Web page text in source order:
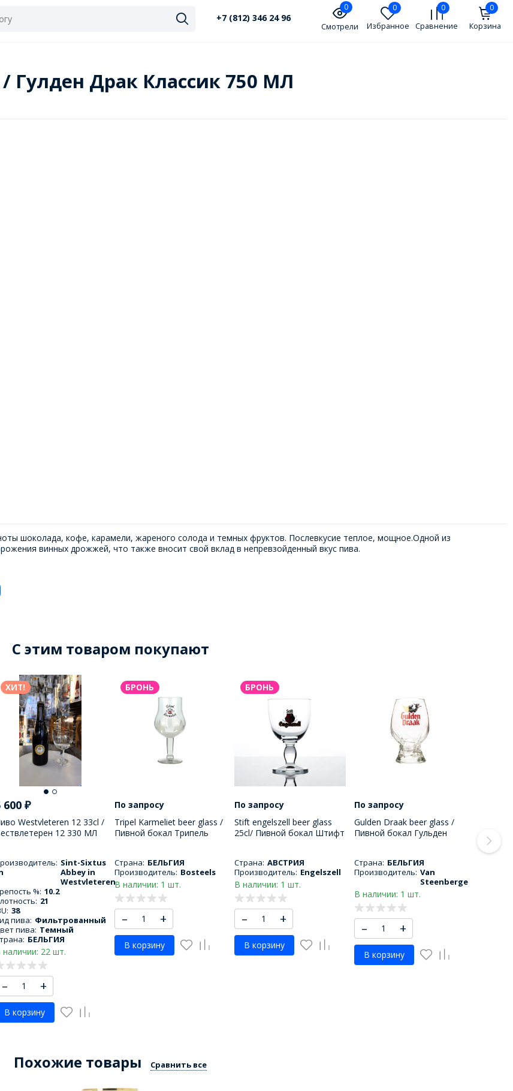
+7 (812) 346 24 96
0
Смотрели
0
Избранное
0
Сравнение
0
Корзина
Гулден Драк Классик 750 МЛ
шоколада, кофе, карамели, жареного солода и темных фруктов. Послевкусие теплое, мощное.Одной из
винных дрожжей, что также вносит свой вклад в непревзойденный вкус пива.
C этим товаром покупают
ХИТ!
600 ₽
Westvleteren 12 33cl /
12 330 МЛ
Sint-Sixtus
Abbey in
Westvleteren
%: 10.2
21
38
пива: Фильтрованный
пива: Темный
БЕЛЬГИЯ
наличии: 22 шт.
– +
В корзину
БРОНЬ
По запросу
Tripel Karmeliet beer glass /
Пивной бокал Трипель
Страна: БЕЛЬГИЯ
Производитель: Bosteels
В наличии: 1 шт.
– +
В корзину
БРОНЬ
По запросу
Stift engelszell beer glass
25cl/ Пивной бокал Штифт
Страна: АВСТРИЯ
Производитель: Engelszell
В наличии: 1 шт.
– +
В корзину
По запросу
Gulden Draak beer glass /
Пивной бокал Гульден
Страна: БЕЛЬГИЯ
Производитель: Van
Steenberge
В наличии: 1 шт.
– +
В корзину
Похожие товары Сравнить все